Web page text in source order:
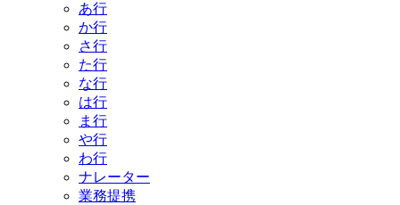
あ行
か行
さ行
た行
な行
は行
ま行
や行
わ行
ナレーター
業務提携